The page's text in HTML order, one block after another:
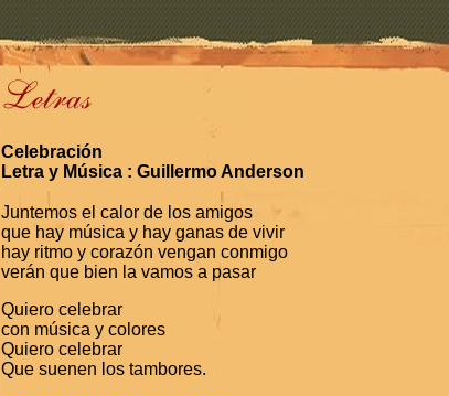
Celebración
Letra y Música : Guillermo Anderson
Juntemos el calor de los amigos
que hay música y hay ganas de vivir
hay ritmo y corazón vengan conmigo
verán que bien la vamos a pasar
Quiero celebrar
con música y colores
Quiero celebrar
Que suenen los tambores.